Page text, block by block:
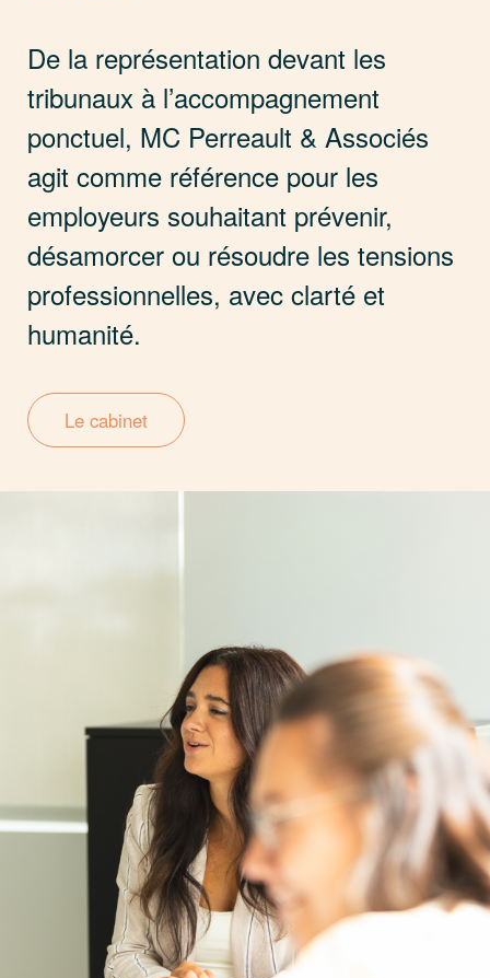
De la représentation devant les
tribunaux à l’accompagnement
ponctuel, MC Perreault & Associés
agit comme référence pour les
employeurs souhaitant prévenir,
désamorcer ou résoudre les tensions
professionnelles, avec clarté et
humanité.
Le cabinet